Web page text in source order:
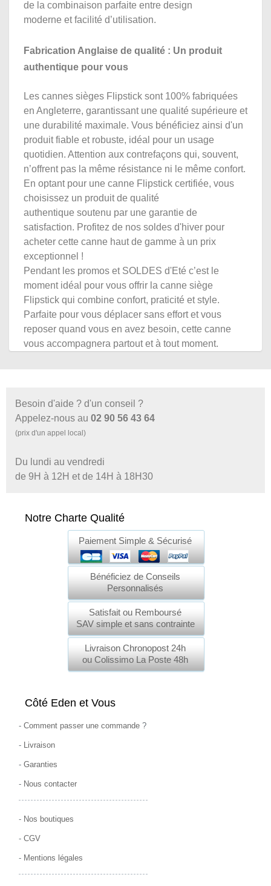
de la combinaison parfaite entre design
moderne et facilité d’utilisation.
Fabrication Anglaise de qualité : Un produit
authentique pour vous
Les cannes sièges Flipstick sont 100% fabriquées
en Angleterre, garantissant une qualité supérieure et
une durabilité maximale. Vous bénéficiez ainsi d'un
produit fiable et robuste, idéal pour un usage
quotidien. Attention aux contrefaçons qui, souvent,
n’offrent pas la même résistance ni le même confort.
En optant pour une canne Flipstick certifiée, vous
choisissez un produit de qualité
authentique soutenu par une garantie de
satisfaction. Profitez de nos soldes d'hiver pour
acheter cette canne haut de gamme à un prix
exceptionnel !
Pendant les promos et SOLDES d'Eté c’est le
moment idéal pour vous offrir la canne siège
Flipstick qui combine confort, praticité et style.
Parfaite pour vous déplacer sans effort et vous
reposer quand vous en avez besoin, cette canne
vous accompagnera partout et à tout moment.
Besoin d'aide ? d'un conseil ?
Appelez-nous au 02 90 56 43 64
(prix d'un appel local)
Du lundi au vendredi
de 9H à 12H et de 14H à 18H30
Notre Charte Qualité
Paiement Simple & Sécurisé
Bénéficiez de Conseils
Personnalisés
Satisfait ou Remboursé
SAV simple et sans contrainte
Livraison Chronopost 24h
ou Colissimo La Poste 48h
Côté Eden et Vous
-Comment passer une commande ?
- Livraison
-Garanties
- Nous contacter
- Nos boutiques
-CGV
- Mentions légales